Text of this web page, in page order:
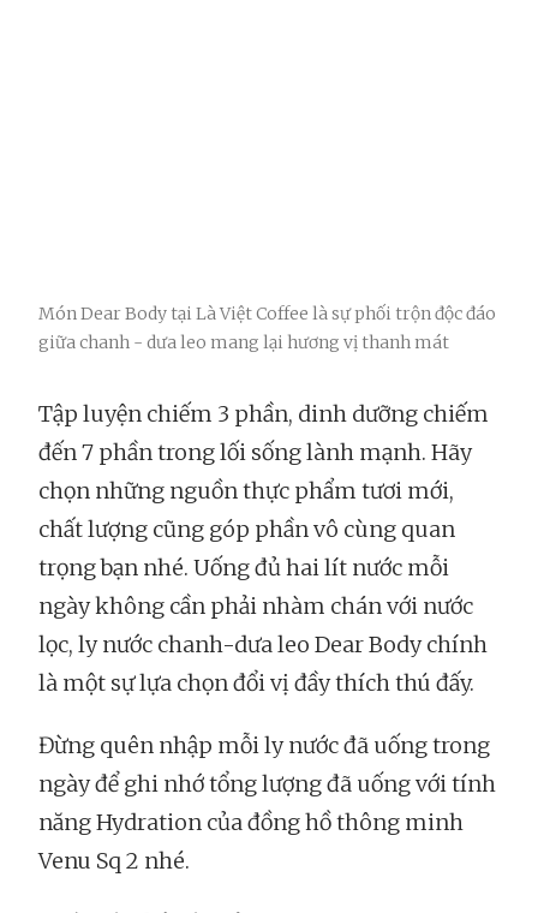
Món Dear Body tại Là Việt Coffee là sự phối trộn độc đáo
giữa chanh - dưa leo mang lại hương vị thanh mát
Tập luyện chiếm 3 phần, dinh dưỡng chiếm
đến 7 phần trong lối sống lành mạnh. Hãy
chọn những nguồn thực phẩm tươi mới,
chất lượng cũng góp phần vô cùng quan
trọng bạn nhé. Uống đủ hai lít nước mỗi
ngày không cần phải nhàm chán với nước
lọc, ly nước chanh-dưa leo Dear Body chính
là một sự lựa chọn đổi vị đầy thích thú đấy.
Đừng quên nhập mỗi ly nước đã uống trong
ngày để ghi nhớ tổng lượng đã uống với tính
năng Hydration của đồng hồ thông minh
Venu Sq 2 nhé.